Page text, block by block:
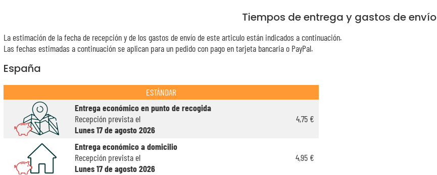
Tiempos de entrega y gastos de envío
La estimación de la fecha de recepción y de los gastos de envío de este articulo están indicados a continuación.
Las fechas estimadas a continuación se aplican para un pedido con pago en tarjeta bancaria o PayPal.
España
ESTÁNDAR
Entrega económico en punto de recogida
Recepción prevista el
Lunes 17 de agosto 2026
4,75 €
Entrega económico a domicilio
Recepción prevista el
Lunes 17 de agosto 2026
4,95 €